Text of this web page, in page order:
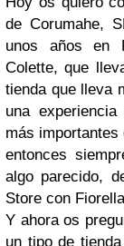
de Corumahe,
unos años en
Colette, que
tienda que lleva
una
más importantes
entonces
algo parecido,
Store con
Y ahora os
un tipo de